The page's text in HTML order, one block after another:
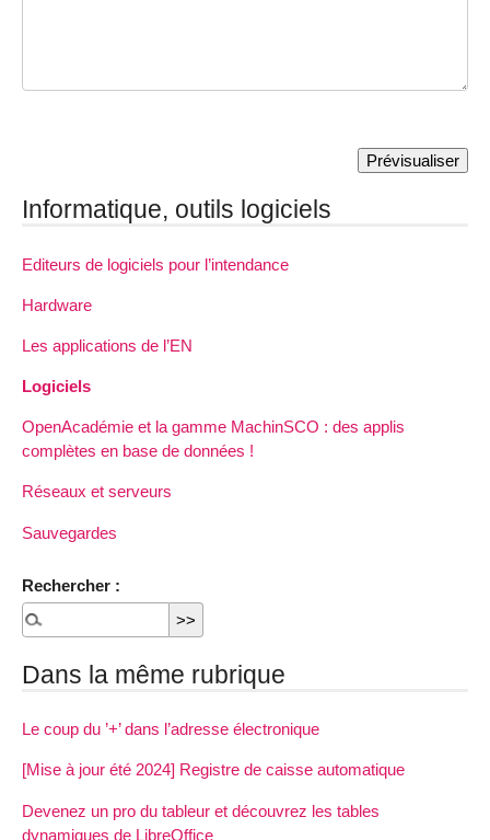
Informatique, outils logiciels
Editeurs de logiciels pour l’intendance
Hardware
Les applications de l’EN
Logiciels
OpenAcadémie et la gamme MachinSCO : des applis
complètes en base de données !
Réseaux et serveurs
Sauvegardes
Rechercher :
Dans la même rubrique
Le coup du ’+’ dans l’adresse électronique
[Mise à jour été 2024] Registre de caisse automatique
Devenez un pro du tableur et découvrez les tables
dynamiques de LibreOffice